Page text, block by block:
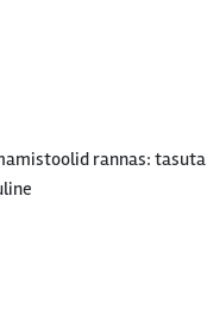
rannas: tasuta